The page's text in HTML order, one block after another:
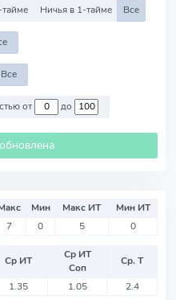
Ничья в 1-тайме Все
Все
Против команд со стоимостью от до
Мин Макс ИТ
Мин ИТ
7 0 5 0
Ср ИТ
Ср ИТ
Соп
Ср. Т
1.35 1.05 2.4